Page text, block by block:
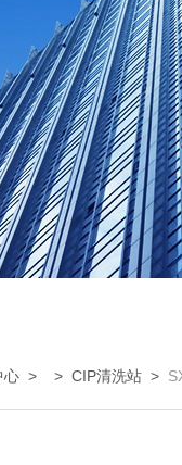
心 > > CIP清洗站 >